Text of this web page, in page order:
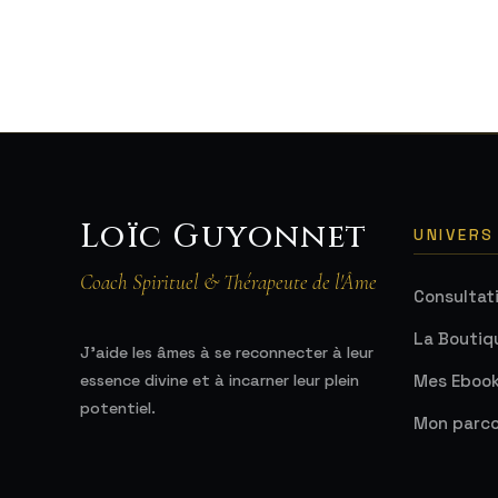
Loïc Guyonnet
Coach Spirituel & Thérapeute de l'Âme
J'aide les âmes à se reconnecter à leur
essence divine et à incarner leur plein
potentiel.
UNIVERS
La
Mes
Mon